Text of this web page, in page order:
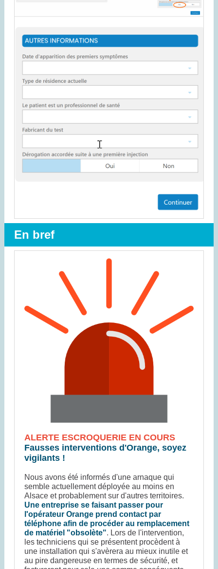
En bref
ALERTE ESCROQUERIE EN COURS
Fausses interventions d'Orange, soyez
vigilants !
Nous avons été informés d'une arnaque qui
semble actuellement déployée au moins en
Alsace et probablement sur d'autres territoires.
Une entreprise se faisant passer pour
l'opérateur Orange prend contact par
téléphone afin de procéder au remplacement
de matériel "obsolète". Lors de l'intervention,
les techniciens qui se présentent procèdent à
une installation qui s'avèrera au mieux inutile et
au pire dangereuse en termes de sécurité, et